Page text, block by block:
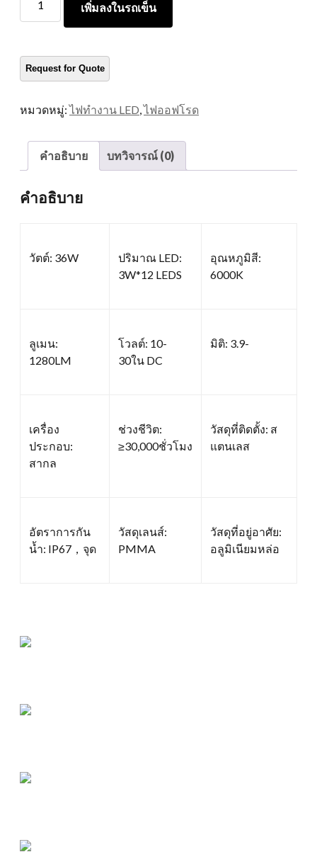
LED
ปริมาณ
เพิ่มลงในรถเข็น
หมวดหมู่:ไฟทำงาน LED ,ไฟออฟโรด
คำอธิบาย บทวิจารณ์ (0)
คำอธิบาย
วัตต์: 36W
ปริมาณ LED:
3W*12 LEDS
อุณหภูมิสี:
6000K
ลูเมน:
1280LM
โวลต์: 10-
30ใน DC
มิติ: 3.9-
เครื่อง
ประกอบ:
สากล
ช่วงชีวิต:
≥30,000ชั่วโมง
วัสดุที่ติดตั้ง: ส
แตนเลส
อัตราการกัน
น้ำ: IP67，จุด
วัสดุเลนส์:
PMMA
วัสดุที่อยู่อาศัย:
อลูมิเนียมหล่อ